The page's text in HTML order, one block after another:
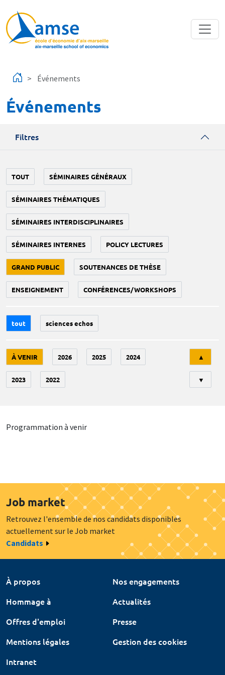
Événements
Événements
Filtres
TOUT SÉMINAIRES GÉNÉRAUX
SÉMINAIRES THÉMATIQUES
SÉMINAIRES INTERDISCIPLINAIRES
SÉMINAIRES INTERNES POLICY LECTURES
GRAND PUBLIC SOUTENANCES DE THÈSE
ENSEIGNEMENT CONFÉRENCES/WORKSHOPS
tout sciences echos
À VENIR 2026 2025 2024
2023 2022
▲
▼
Programmation à venir
Job market
Retrouvez l'ensemble de nos candidats disponibles
actuellement sur le Job market
Candidats
À propos
Nos engagements
Hommage à
Actualités
Offres d'emploi
Presse
Mentions légales
Gestion des cookies
Intranet